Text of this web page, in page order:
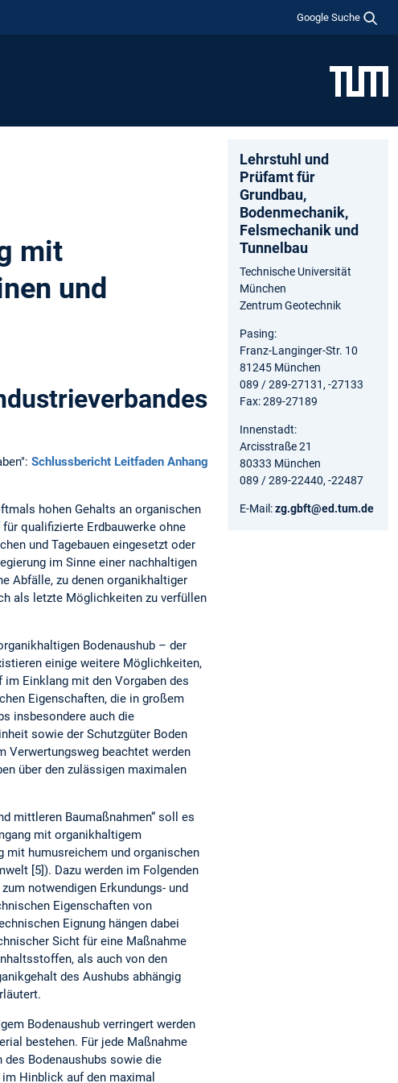
Google Suche
mit
und
Schlussbericht Leitfaden Anhang
hohen Gehalts an organischen
qualifizierte Erdbauwerke ohne
und Tagebauen eingesetzt oder
im Sinne einer nachhaltigen
Abfälle, zu denen organikhaltiger
als letzte Möglichkeiten zu verfüllen
Bodenaushub – der
einige weitere Möglichkeiten,
Einklang mit den Vorgaben des
Eigenschaften, die in großem
insbesondere auch die
sowie der Schutzgüter Boden
Verwertungsweg beachtet werden
über den zulässigen maximalen
mittleren Baumaßnahmen“ soll es
mit organikhaltigem
mit humusreichem und organischen
[5]). Dazu werden im Folgenden
notwendigen Erkundungs- und
Eigenschaften von
Eignung hängen dabei
Sicht für eine Maßnahme
als auch von den
des Aushubs abhängig
Bodenaushub verringert werden
bestehen. Für jede Maßnahme
Bodenaushubs sowie die
Hinblick auf den maximal
Lehrstuhl und
Prüfamt für
Grundbau,
Bodenmechanik,
Felsmechanik und
Tunnelbau
Technische Universität
München
Zentrum Geotechnik
Pasing:
Franz-Langinger-Str. 10
81245 München
089 / 289-27131, -27133
Fax: 289-27189
Innenstadt:
Arcisstraße 21
80333 München
089 / 289-22440, -22487
E-Mail:zg.gbft@ed.tum.de